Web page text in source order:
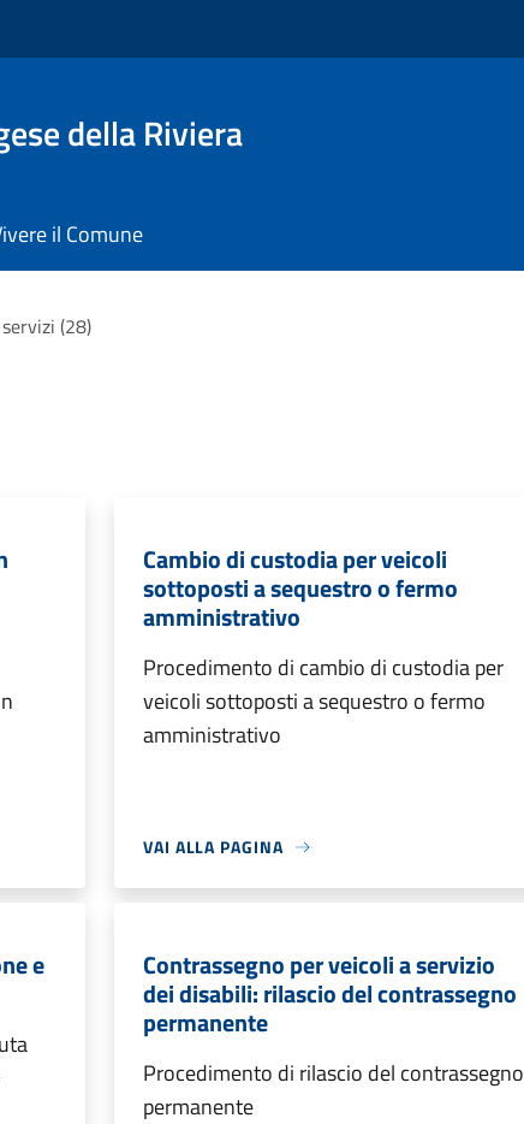
della Riviera
il Comune
(28)
Cambio di custodia per veicoli
sottoposti a sequestro o fermo
amministrativo
Procedimento di cambio di custodia per
veicoli sottoposti a sequestro o fermo
amministrativo
VAI ALLA PAGINA
e Contrassegno per veicoli a servizio
dei disabili: rilascio del contrassegno
permanente
Procedimento di rilascio del contrassegno
permanente